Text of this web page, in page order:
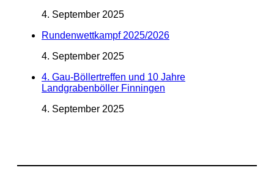
4. September 2025
Rundenwettkampf 2025/2026
4. September 2025
4. Gau-Böllertreffen und 10 Jahre
Landgrabenböller Finningen
4. September 2025